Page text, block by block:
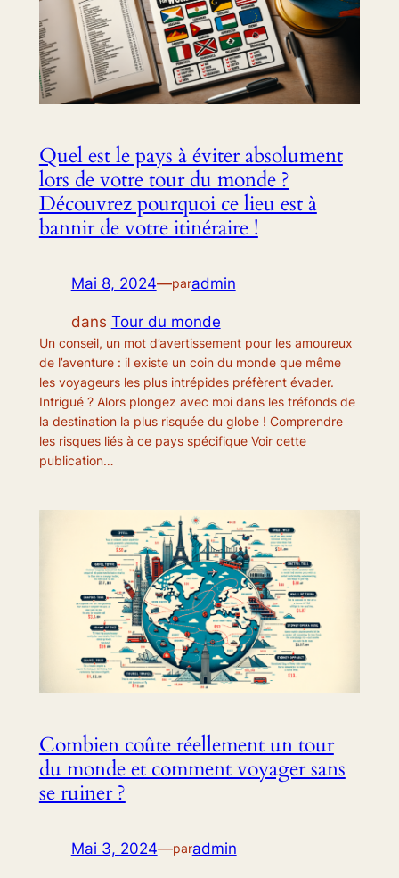
Quel est le pays à éviter absolument
lors de votre tour du monde ?
Découvrez pourquoi ce lieu est à
bannir de votre itinéraire !
Mai 8, 2024—paradmin
dans Tour du monde
Un conseil, un mot d’avertissement pour les amoureux
de l’aventure : il existe un coin du monde que même
les voyageurs les plus intrépides préfèrent évader.
Intrigué ? Alors plongez avec moi dans les tréfonds de
la destination la plus risquée du globe ! Comprendre
les risques liés à ce pays spécifique Voir cette
publication…
Combien coûte réellement un tour
du monde et comment voyager sans
se ruiner ?
Mai 3, 2024—paradmin